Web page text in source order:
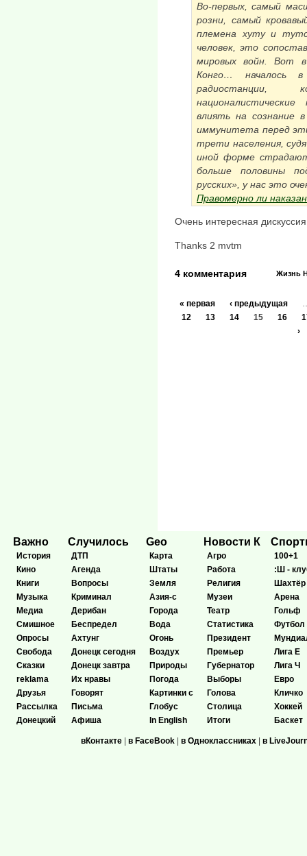
Во-первых, самый
розни, самый
племена хуту и
человек, это
мировых войн. Вот
Конго… началось в
радиостанции,
влиять на сознание
иммунитета перед
трети населения,
иной форме
больше половины
русских», у нас это
Правомерно ли
Очень интересная
Thanks 2 mvtm
Жизнь
4 комментария
« первая ‹ предыдущая
12
13 14 15 16
›
Важно
История
Кино
Книги
Музыка
Медиа
Смишное
Опросы
Свобода
Сказки
reklama
Друзья
Рассылка
Донецкий
Случилось
ДТП
Агенда
Вопросы
Криминал
Дерибан
Беспредел
Ахтунг
Донецк сегодня
Донецк завтра
Их нравы
Говорят
Письма
Афиша
Geo
Карта
Штаты
Земля
Азия-с
Города
Вода
Огонь
Воздух
Природы
Погода
Картинки с
Глобус
In English
Новости К
Агро
Работа
Религия
Музеи
Театр
Статистика
Президент
Премьер
Губернатор
Выборы
Голова
Столица
Итоги
100+1
:Ш -
Шахтёр
Арена
Гольф
Футбол
Лига Е
Лига Ч
Евро
Кличко
Хоккей
Баскет
вКонтакте | в FaceBook | в Одноклассниках | в